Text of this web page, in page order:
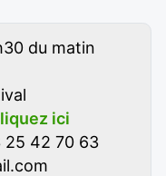
du matin
ici
25 42 70 63